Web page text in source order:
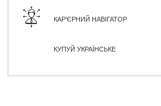
КАР'ЄРНИЙ НАВІГАТОР
КУПУЙ УКРАЇНСЬКЕ